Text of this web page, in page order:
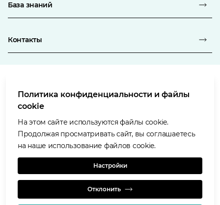
База знаний
Контакты
Условия использования
Политика в отношении защиты персональных данных
Политика в отношении файлов «cookie»
Доступность
Политика конфиденциальности и файлы
cookie
На этом сайте используются файлы cookie.
Продолжая просматривать сайт, вы соглашаетесь
на наше использование файлов cookie.
Настройки
Отклонить